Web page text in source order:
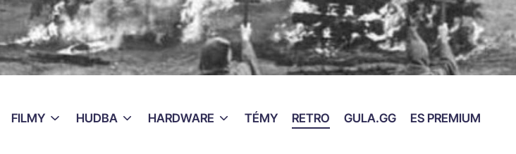
FILMY HUDBA HARDWARE TÉMY RETRO GULA.GG ES PREMIUM